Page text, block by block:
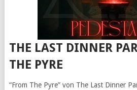
THE LAST DINNER
THE PYRE
“From The Pyre” von The Last Dinner